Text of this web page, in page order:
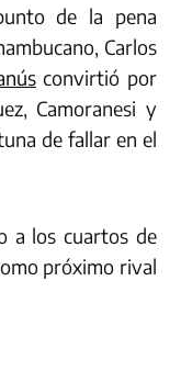
de la pena
Carlos
convirtió por
Camoranesi y
de fallar en el
a los cuartos de
próximo rival